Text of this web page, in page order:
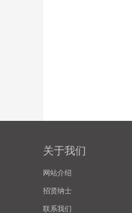
关于我们
网站介绍
招贤纳士
联系我们